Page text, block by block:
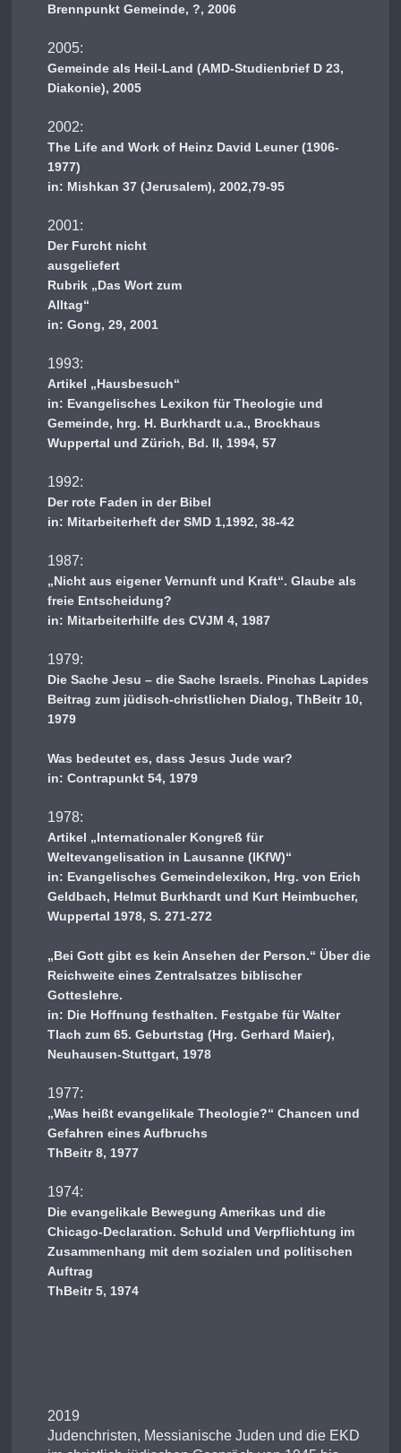
Brennpunkt Gemeinde, ?, 2006
2005:
Gemeinde als Heil-Land (AMD-Studienbrief D 23,
Diakonie), 2005
2002:
The Life and Work of Heinz David Leuner (1906-
1977)
in: Mishkan 37 (Jerusalem), 2002,79-95
2001:
Der Furcht nicht
ausgeliefert
Rubrik „Das Wort zum
Alltag“
in: Gong, 29, 2001
1993:
Artikel „Hausbesuch“
in: Evangelisches Lexikon für Theologie und
Gemeinde, hrg. H. Burkhardt u.a., Brockhaus
Wuppertal und Zürich, Bd. II, 1994, 57
1992:
Der rote Faden in der Bibel
in: Mitarbeiterheft der SMD 1,1992, 38-42
1987:
„Nicht aus eigener Vernunft und Kraft“. Glaube als
freie Entscheidung?
in: Mitarbeiterhilfe des CVJM 4, 1987
1979:
Die Sache Jesu – die Sache Israels. Pinchas Lapides
Beitrag zum jüdisch-christlichen Dialog, ThBeitr 10,
1979
Was bedeutet es, dass Jesus Jude war?
in: Contrapunkt 54, 1979
1978:
Artikel „Internationaler Kongreß für
Weltevangelisation in Lausanne (IKfW)“
in: Evangelisches Gemeindelexikon, Hrg. von Erich
Geldbach, Helmut Burkhardt und Kurt Heimbucher,
Wuppertal 1978, S. 271-272
„Bei Gott gibt es kein Ansehen der Person.“ Über die
Reichweite eines Zentralsatzes biblischer
Gotteslehre.
in: Die Hoffnung festhalten. Festgabe für Walter
Tlach zum 65. Geburtstag (Hrg. Gerhard Maier),
Neuhausen-Stuttgart, 1978
1977:
„Was heißt evangelikale Theologie?“ Chancen und
Gefahren eines Aufbruchs
ThBeitr 8, 1977
1974:
Die evangelikale Bewegung Amerikas und die
Chicago-Declaration. Schuld und Verpflichtung im
Zusammenhang mit dem sozialen und politischen
Auftrag
ThBeitr 5, 1974
2019
Judenchristen, Messianische Juden und die EKD